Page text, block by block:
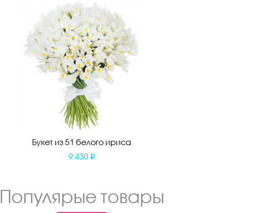
Букет из 51 белого ириса
9 430
Популярые товары